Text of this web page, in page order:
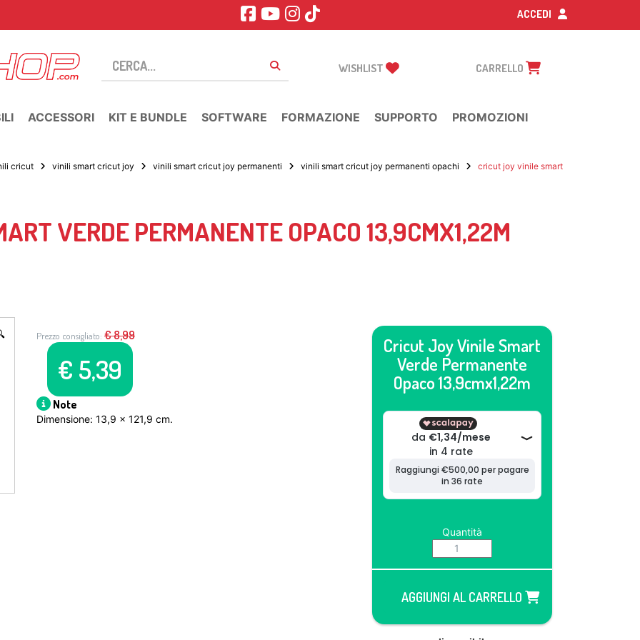
ACCEDI
WISHLIST CARRELLO
ACCESSORI KIT E BUNDLE SOFTWARE FORMAZIONE SUPPORTO PROMOZIONI
cricut vinili smart cricut joy vinili smart cricut joy permanenti vinili smart cricut joy permanenti opachi cricut joy vinile smart
VERDE PERMANENTE OPACO 13,9CMX1,22M
Prezzo consigliato: €8,99
€ 5,39
Note
Dimensione: 13,9 x 121,9 cm.
Cricut Joy Vinile Smart
Verde Permanente
Opaco 13,9cmx1,22m
Quantità
AGGIUNGI AL CARRELLO